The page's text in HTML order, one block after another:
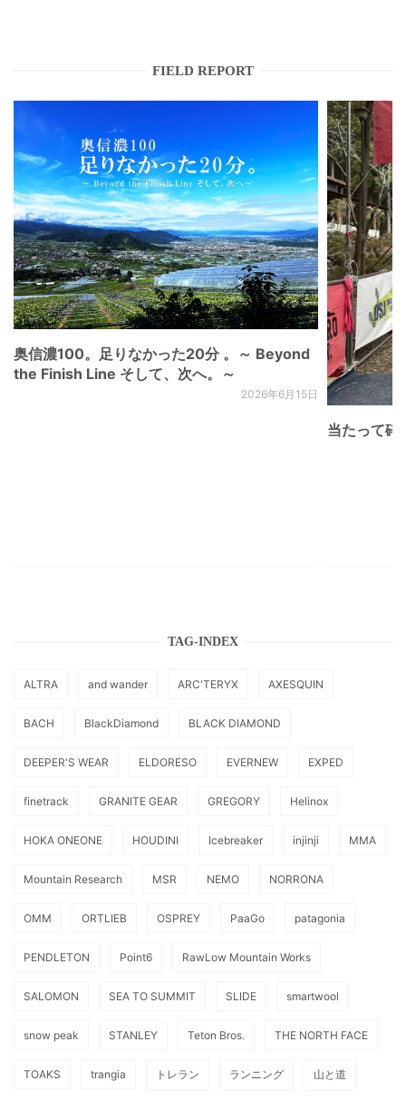
FIELD REPORT
奥信濃100。足りなかった20分 。～ Beyond
the Finish Line そして、次へ。～
2026年6月15日
当たって砕
TAG-INDEX
ALTRA and wander ARC'TERYX AXESQUIN
BACH BlackDiamond BLACK DIAMOND
DEEPER'S WEAR ELDORESO EVERNEW EXPED
finetrack GRANITE GEAR GREGORY Helinox
HOKA ONEONE HOUDINI Icebreaker injinji MMA
Mountain Research MSR NEMO NORRONA
OMM ORTLIEB OSPREY PaaGo patagonia
PENDLETON Point6 RawLow Mountain Works
SALOMON SEA TO SUMMIT SLIDE smartwool
snow peak STANLEY Teton Bros. THE NORTH FACE
TOAKS trangia トレラン ランニング 山と道